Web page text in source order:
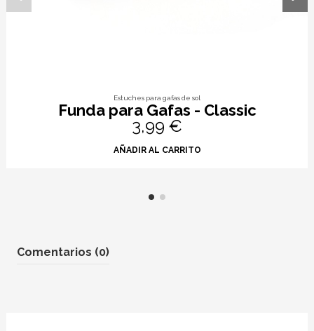
Estuches para gafas de sol
Funda para Gafas - Classic
3,99 €
AÑADIR AL CARRITO
Comentarios (0)